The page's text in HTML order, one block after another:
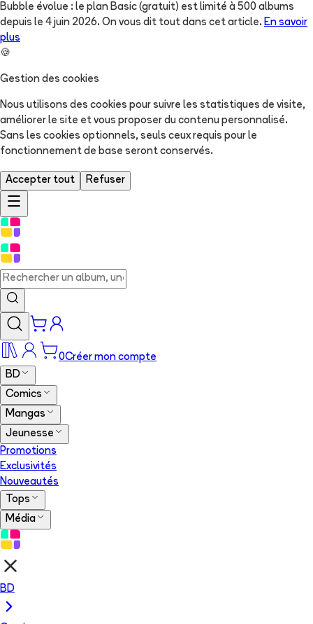
Bubble évolue : le plan Basic (gratuit) est limité à 500 albums
depuis le 4 juin 2026. On vous dit tout dans cet article. En savoir
plus
🍪
Gestion des cookies
Nous utilisons des cookies pour suivre les statistiques de visite,
améliorer le site et vous proposer du contenu personnalisé.
Sans les cookies optionnels, seuls ceux requis pour le
fonctionnement de base seront conservés.
Accepter tout Refuser
0Créer mon compte
BD
Comics
Mangas
Jeunesse
Promotions
Exclusivités
Nouveautés
Tops
Média
BD